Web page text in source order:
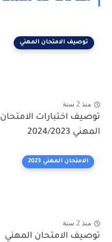
توصيف الامتحان المهني
منذ 2 سنة
توصيف اختبارات الامتحان
المهني 2024/2023
الامتحان المهني 2023
منذ 2 سنة
توصيف الامتحان المهني